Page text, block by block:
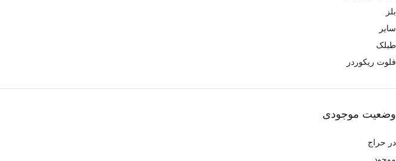
بلز
سایر
طبلک
فلوت ریکوردر
وضعیت موجودی
در حراج